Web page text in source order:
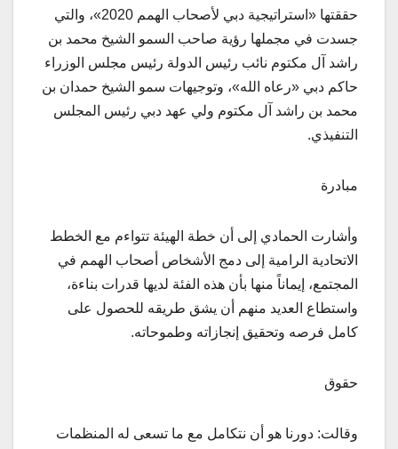
حققتها «استراتيجية دبي لأصحاب الهمم 2020»، والتي
جسدت في مجملها رؤية صاحب السمو الشيخ محمد بن
راشد آل مكتوم نائب رئيس الدولة رئيس مجلس الوزراء
حاكم دبي «رعاه الله»، وتوجيهات سمو الشيخ حمدان بن
محمد بن راشد آل مكتوم ولي عهد دبي رئيس المجلس
التنفيذي.
مبادرة
وأشارت الحمادي إلى أن خطة الهيئة تتواءم مع الخطط
الاتحادية الرامية إلى دمج الأشخاص أصحاب الهمم في
المجتمع، إيماناً منها بأن هذه الفئة لديها قدرات بناءة،
واستطاع العديد منهم أن يشق طريقه للحصول على
كامل فرصه وتحقيق إنجازاته وطموحاته.
حقوق
وقالت: دورنا هو أن نتكامل مع ما تسعى له المنظمات